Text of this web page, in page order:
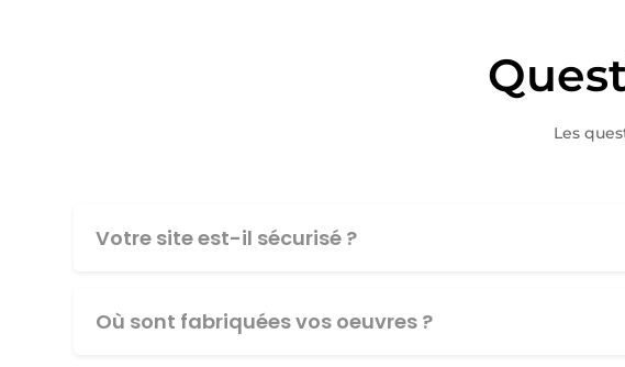
Les
Votre site est-il sécurisé ?
Où sont fabriquées vos oeuvres ?